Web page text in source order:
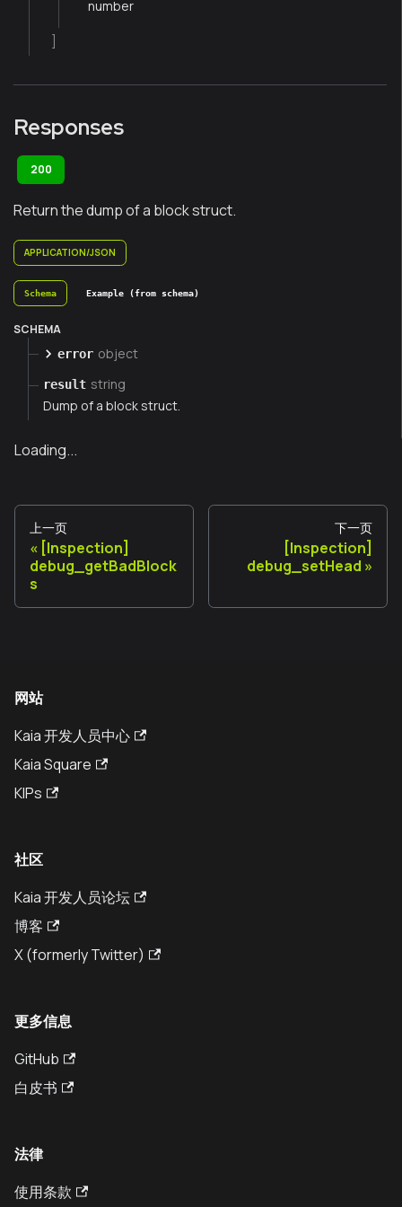
number
Responses
200
Return the dump of a block struct.
APPLICATION/JSON
Schema Example (from schema)
SCHEMA
error object
result string
Dump of a block struct.
Loading...
上一页
[Inspection]
debug_getBadBlock
s
下一页
[Inspection]
debug_setHead
网站
Kaia 开发人员中心
Kaia Square
KIPs
社区
Kaia 开发人员论坛
博客
X (formerly Twitter)
更多信息
GitHub
白皮书
法律
使用条款